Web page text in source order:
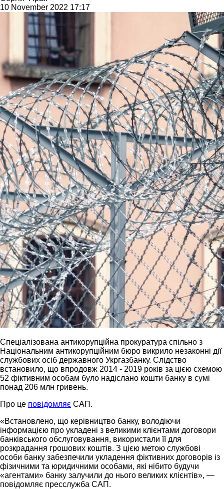
10 November 2022 17:17
Спеціалізована антикорупційна прокуратура спільно з
Національним антикорупційним бюро викрило незаконні дії
службових осіб державного Укргазбанку. Слідство
встановило, що впродовж 2014 - 2019 років за цією схемою
52 фіктивним особам було надіслано кошти банку в сумі
понад 206 млн гривень.
Про це повідомляє САП.
«Встановлено, що керівництво банку, володіючи
інформацією про укладені з великими клієнтами договори
банківського обслуговування, використали її для
розкрадання грошових коштів. З цією метою службові
особи банку забезпечили укладення фіктивних договорів із
фізичними та юридичними особами, які нібито будучи
«агентами» банку залучили до нього великих клієнтів», —
повідомляє пресслужба САП.